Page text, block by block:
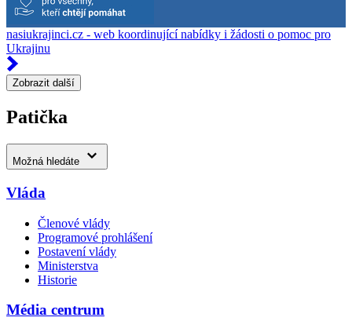
nasiukrajinci.cz - web koordinující nabídky i žádosti o pomoc pro
Ukrajinu
Zobrazit další
Patička
Možná hledáte
Vláda
Členové vlády
Programové prohlášení
Postavení vlády
Ministerstva
Historie
Média centrum